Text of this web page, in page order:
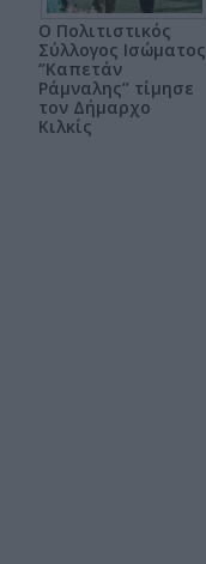
Ο Πολιτιστικός
Σύλλογος Ισώματος
‘’Καπετάν
Ράμναλης’’ τίμησε
τον Δήμαρχο
Κιλκίς